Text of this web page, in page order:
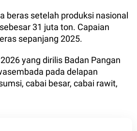
beras setelah produksi nasional
31 juta ton. Capaian
sepanjang 2025.
yang dirilis Badan Pangan
pada delapan
cabai besar, cabai rawit,